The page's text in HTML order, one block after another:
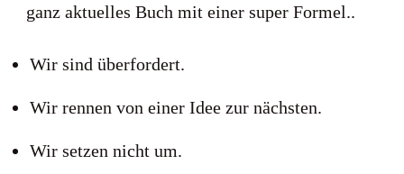
ganz aktuelles Buch mit einer super Formel..
Wir sind überfordert.
Wir rennen von einer Idee zur nächsten.
Wir setzen nicht um.